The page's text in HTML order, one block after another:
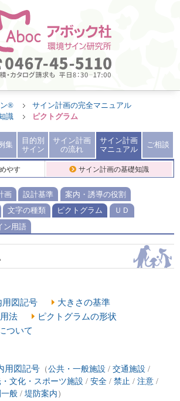
®
サイン計画の完全マニュアル
識
ピクトグラム
集
目的別
サイン
サイン計画
の流れ
サイン計画
マニュアル
ご相談
やす サイン計画の基礎知識
画 設計基準
案内・誘導の役割
文字の種類 ピクトグラム
ＵＤ
ン用語
用図記号
大きさの基準
法
ピクトグラムの形状
ついて
用図記号（公共・一般施設 / 交通施設 /
文化・スポーツ施設 / 安全/ 禁止 / 注意/
般/ 堤防案内 ）